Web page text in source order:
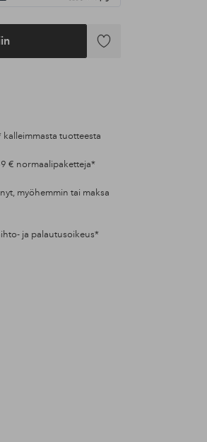
Lisää
tuotteesta
€ normaalipaketteja*
myöhemmin tai maksa
ja palautusoikeus*